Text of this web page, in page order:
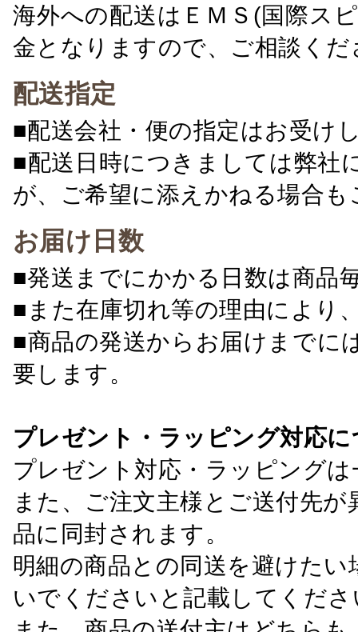
海外への配送はＥＭＳ(国際ス
金となりますので、ご相談くだ
配送指定
■配送会社・便の指定はお受け
■配送日時につきましては弊社
が、ご希望に添えかねる場合
お届け日数
■発送までにかかる日数は商品
■また在庫切れ等の理由により
■商品の発送からお届けまでに
要します。
プレゼント・ラッピング対応
プレゼント対応・ラッピング
また、ご注文主様とご送付先
品に同封されます。
明細の商品との同送を避けた
いでくださいと記載してくださ